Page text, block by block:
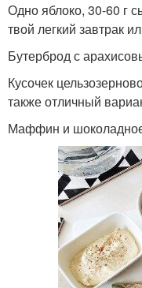
Одно яблоко, 30-60 г
твой легкий завтрак
Бутерброд с
Кусочек
также отличный
Маффин и